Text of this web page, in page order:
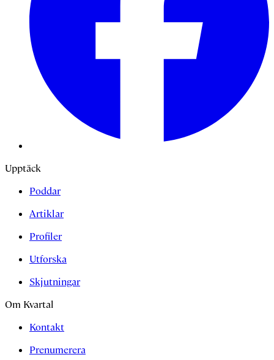
Upptäck
Poddar
Artiklar
Profiler
Utforska
Skjutningar
Om Kvartal
Kontakt
Prenumerera